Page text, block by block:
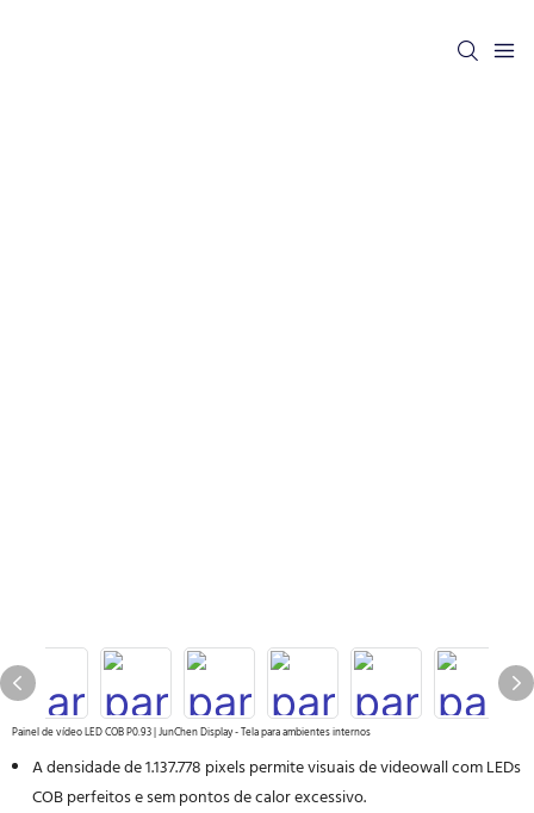
Painel de vídeo LED COB P0.93 | JunChen Display - Tela para ambientes internos
A densidade de 1.137.778 pixels permite visuais de videowall com LEDs
COB perfeitos e sem pontos de calor excessivo.